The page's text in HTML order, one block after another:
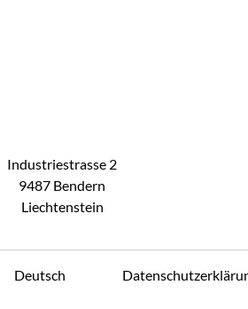
Industriestrasse 2
9487 Bendern
Liechtenstein
Deutsch